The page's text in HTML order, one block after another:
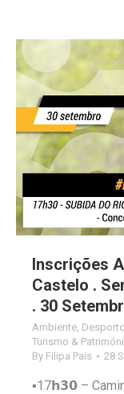
Inscrições
Castelo .
. 30
Ambiente Desporto
Turismo &
By Filipa Pais 28
▪️17𝗵𝟯𝟬 –